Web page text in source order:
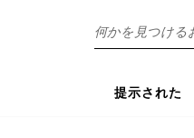
探
す
提示された